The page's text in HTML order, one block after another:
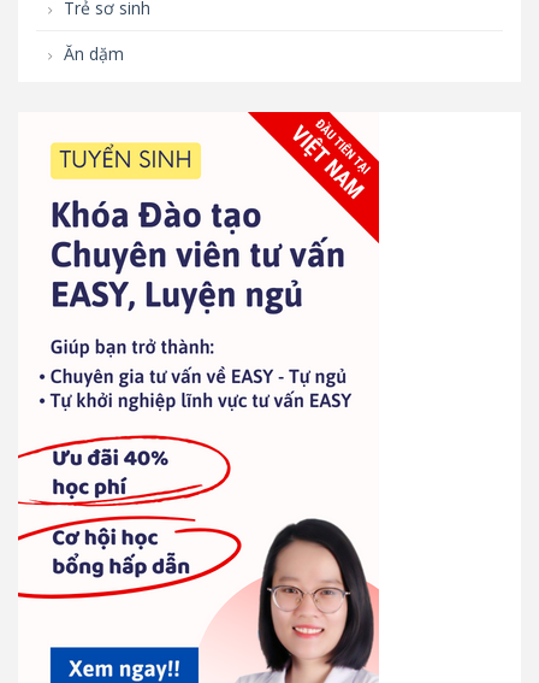
Trẻ sơ sinh
Ăn dặm